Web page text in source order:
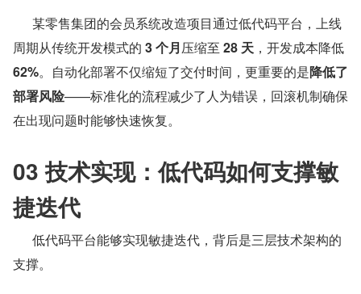
周期从传统开发模式的 3 个月压缩至 28 天
62%。自动化部署不仅缩短了交付时间，更重要的是降低了
部署风险——标准化的流程减少了人为错误，回滚机制确保
在出现问题时能够快速恢复。
03 技术实现：低代码如何支撑敏
捷迭代
支撑。